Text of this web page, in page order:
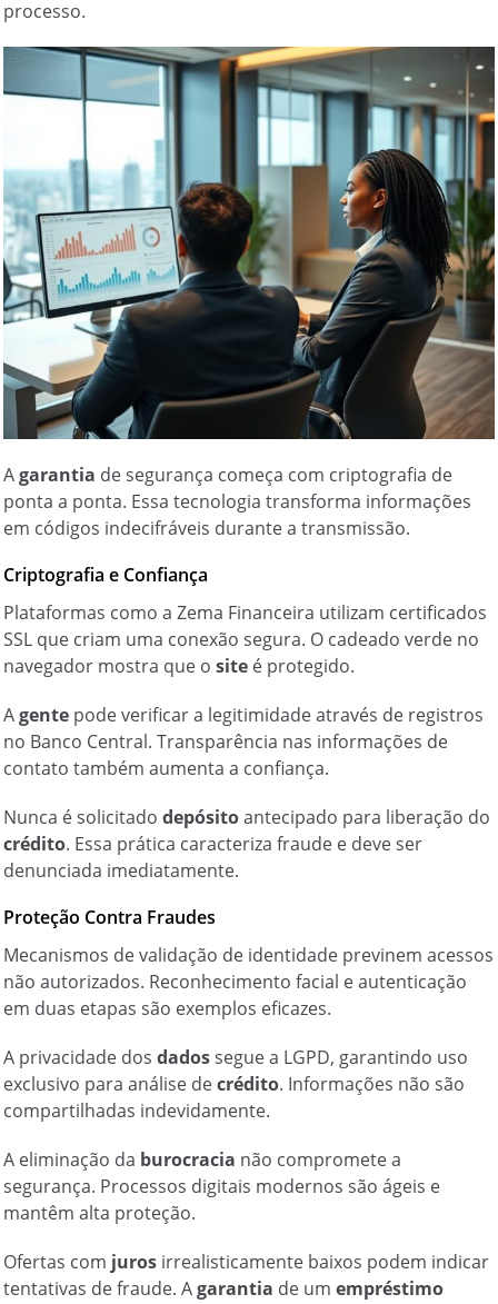
processo.
Agarantia de segurança começa com criptografia de
ponta a ponta. Essa tecnologia transforma informações
em códigos indecifráveis durante a transmissão.
Criptografia e Confiança
Plataformas como a Zema Financeira utilizam certificados
SSL que criam uma conexão segura. O cadeado verde no
navegador mostra que osite é protegido.
Agente pode verificar a legitimidade através de registros
no Banco Central. Transparência nas informações de
contato também aumenta a confiança.
Nunca é solicitadodepósitoantecipado para liberação do
crédito. Essa prática caracteriza fraude e deve ser
denunciada imediatamente.
Proteção Contra Fraudes
Mecanismos de validação de identidade previnem acessos
não autorizados. Reconhecimento facial e autenticação
em duas etapas são exemplos eficazes.
A privacidade dosdadossegue a LGPD, garantindo uso
exclusivo para análise decrédito. Informações não são
compartilhadas indevidamente.
A eliminação da burocracia não compromete a
segurança. Processos digitais modernos são ágeis e
mantêm alta proteção.
Ofertas com juros irrealisticamente baixos podem indicar
tentativas de fraude. Agarantia de umempréstimo